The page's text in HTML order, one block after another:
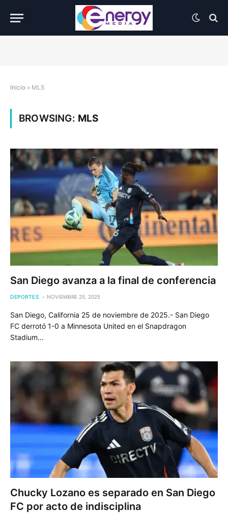
Inicio » MLS
BROWSING: MLS
San Diego avanza a la final de conferencia
DEPORTES NOVIEMBRE 25, 2025
San Diego, California 25 de noviembre de 2025.- San Diego
FC derrotó 1-0 a Minnesota United en el Snapdragon
Stadium…
Chucky Lozano es separado en San Diego
FC por acto de indisciplina